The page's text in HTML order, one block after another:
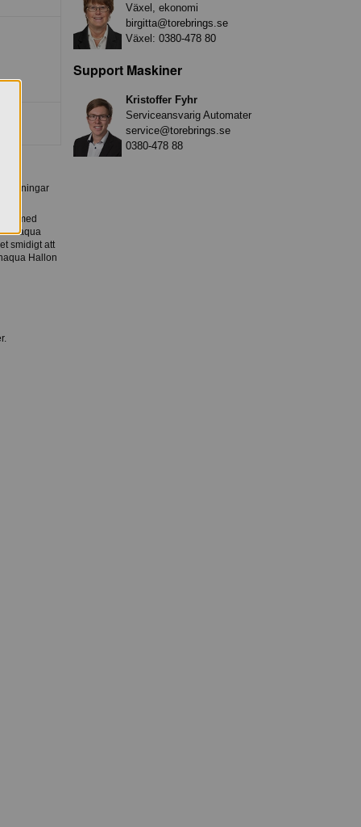
med
smidigt att
Hallon
Växel, ekonomi
birgitta@torebrings.se
Växel: 0380-478 80
Support Maskiner
Kristoffer Fyhr
Serviceansvarig Automater
service@torebrings.se
0380-478 88